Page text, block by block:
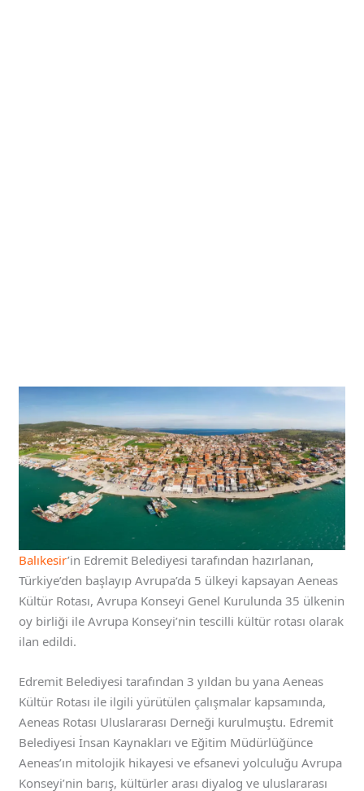
Balıkesir’in Edremit Belediyesi tarafından hazırlanan,
Türkiye’den başlayıp Avrupa’da 5 ülkeyi kapsayan Aeneas
Kültür Rotası, Avrupa Konseyi Genel Kurulunda 35 ülkenin
oy birliği ile Avrupa Konseyi’nin tescilli kültür rotası olarak
ilan edildi.
Edremit Belediyesi tarafından 3 yıldan bu yana Aeneas
Kültür Rotası ile ilgili yürütülen çalışmalar kapsamında,
Aeneas Rotası Uluslararası Derneği kurulmuştu. Edremit
Belediyesi İnsan Kaynakları ve Eğitim Müdürlüğünce
Aeneas’ın mitolojik hikayesi ve efsanevi yolculuğu Avrupa
Konseyi’nin barış, kültürler arası diyalog ve uluslararası